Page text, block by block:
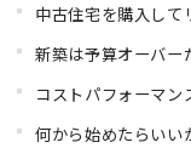
中古住宅を購入して
新築は予算オーバー
コストパフォーマン
何から始めたらいい